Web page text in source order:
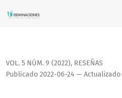
Rivera Morelos, D. I.,
VOL. 5 NÚM. 9 (2022), RESEÑAS
Publicado 2022-06-24 — Actualizado